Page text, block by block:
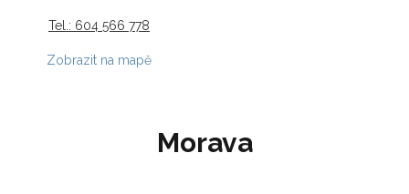
Tel.: 604 566 778
Zobrazit na mapě
Morava